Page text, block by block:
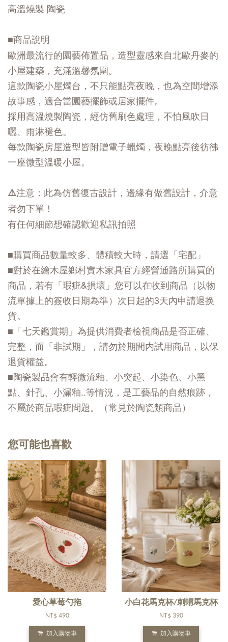
高溫燒製 陶瓷
■商品說明
歐洲最流行的園藝佈置品，造型靈感來自北歐丹麥的
小屋建築，充滿溫馨氛圍。
這款陶瓷小屋燭台，不只能點亮夜晚，也為空間增添
故事感， 適合當園藝擺飾或居家擺件。
採用高溫燒製陶瓷，經仿舊刷色處理，不怕風吹日
曬、雨淋褪色。
每款陶瓷房屋造型皆附贈電子蠟燭，夜晚點亮後彷彿
一座微型溫暖小屋。
⚠️注意：此為仿舊復古設計，邊緣有做舊設計，介意
者勿下單！
有任何細節想確認歡迎私訊拍照
■購買商品數量較多、體積較大時，請選「宅配」
■對於在繪木屋鄉村實木家具官方經營通路所購買的
商品，若有「瑕疵&損壞」您可以在收到商品（以物
流單據上的簽收日期為準）次日起的3天內申請退换
貨。
■「七天鑑賞期」為提供消費者檢視商品是否正確、
完整，而「非試期」，請勿於期間内試用商品，以保
退貨權益。
■陶瓷製品會有輕微流釉、小突起、小染色、小黑
點、針孔、小漏釉..等情況，是工藝品的自然痕跡，
不屬於商品瑕疵問題。（常見於陶瓷類商品）
您可能也喜歡
愛心草莓勺拖
NT$ 490
加入購物車
小白花馬克杯/刺蝟馬克杯
NT$ 390
加入購物車